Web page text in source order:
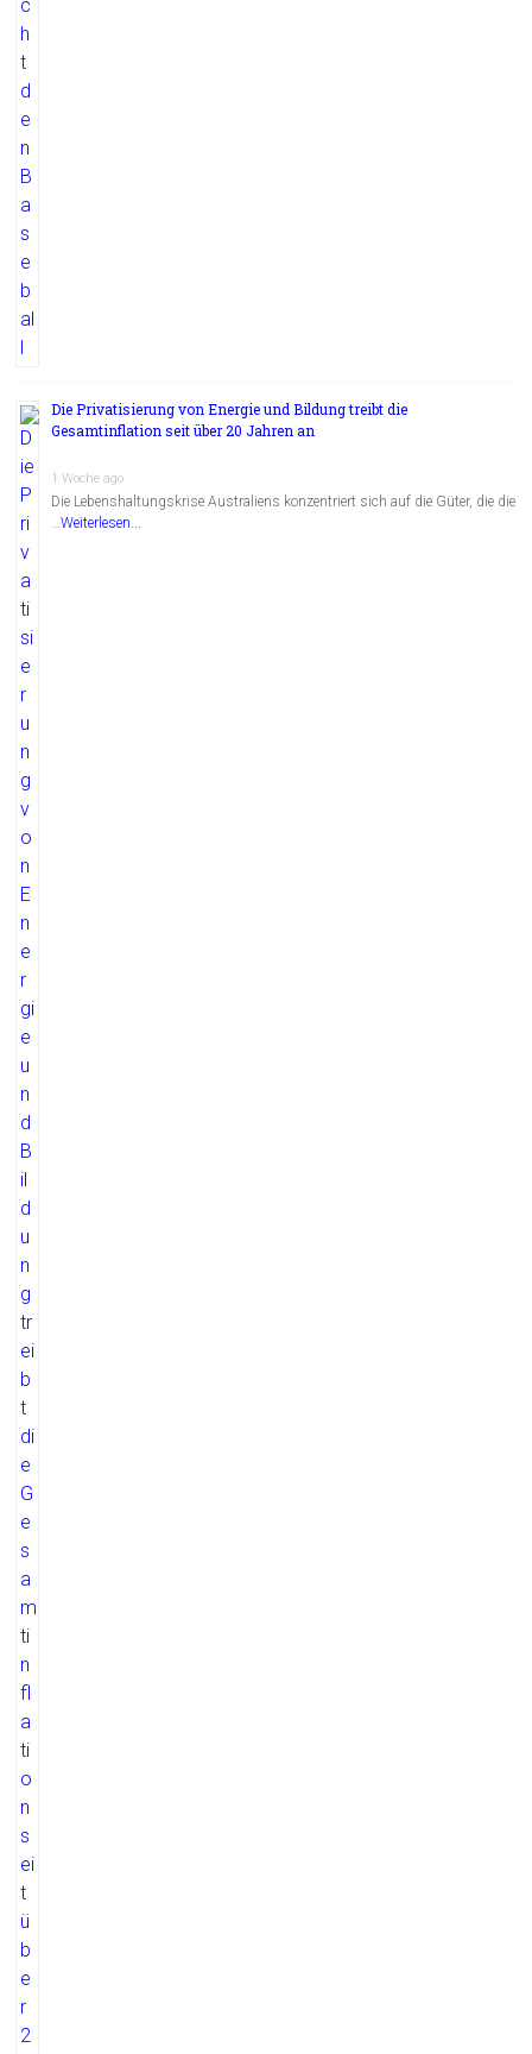
Die Privatisierung von Energie und Bildung treibt die
Gesamtinflation seit über 20 Jahren an
1 Woche ago
Die Lebenshaltungskrise Australiens konzentriert sich auf die Güter, die die
…Weiterlesen...